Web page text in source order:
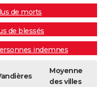
de morts
de blessés
indemnes
Moyenne
des villes